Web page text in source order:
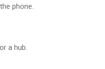
phone.
a hub.